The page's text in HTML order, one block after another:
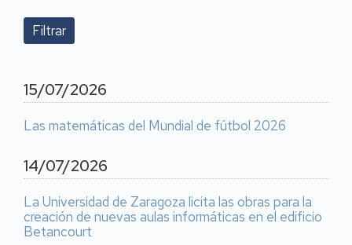
15/07/2026
Las matemáticas del Mundial de fútbol 2026
14/07/2026
La Universidad de Zaragoza licita las obras para la
creación de nuevas aulas informáticas en el edificio
Betancourt